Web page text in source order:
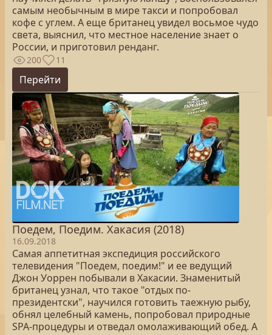
самым необычным в мире такси и попробовал
кофе с углем. А еще британец увидел восьмое чудо
света, выяснил, что местное население знает о
России, и приготовил ренданг.
200 11
Перейти
Поедем, Поедим. Хакасия (2018)
16.09.2018
Самая аппетитная экспедиция российского
телевидения "Поедем, поедим!" и ее ведущий
Джон Уоррен побывали в Хакасии. Знаменитый
британец узнал, что такое "отдых по-
президентски", научился готовить таежную рыбу,
обнял целебный камень, попробовал природные
SPA-процедуры и отведал омолаживающий обед. А